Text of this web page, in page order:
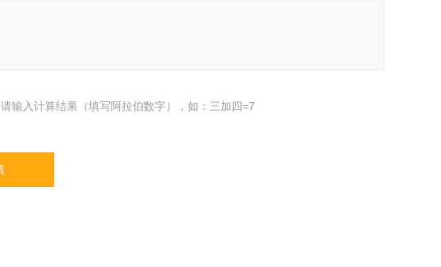
请输入计算结果（填写阿拉伯数字），如：三加四=7